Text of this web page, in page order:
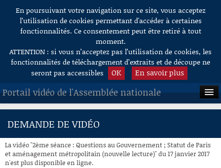
Aller au contenu
En poursuivant votre navigation sur ce site, vous acceptez
l’utilisation de cookies permettant d'accéder à certaines
fonctionnalités. Ce consentement peut être retiré à tout
moment.
ATTENTION : si vous n’acceptez pas l’utilisation de cookies, les
fonctionnalités de téléchargement d’extraits et de découpe ne
seront pas accessibles
OK En savoir plus
Portail vidéo de l'Assemblée nationale
ACCUEIL
À LA DEMANDE
DEMANDE DE VIDÉO
La vidéo "2ème séance : Questions au Gouvernement ; Statut de Paris
et aménagement métropolitain (nouvelle lecture)" du 17 janvier 2017
n'est plus disponible en ligne.